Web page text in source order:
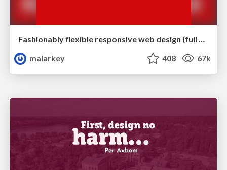
Fashionably flexible responsive web design (full day workshop)
malarkey
408 67k